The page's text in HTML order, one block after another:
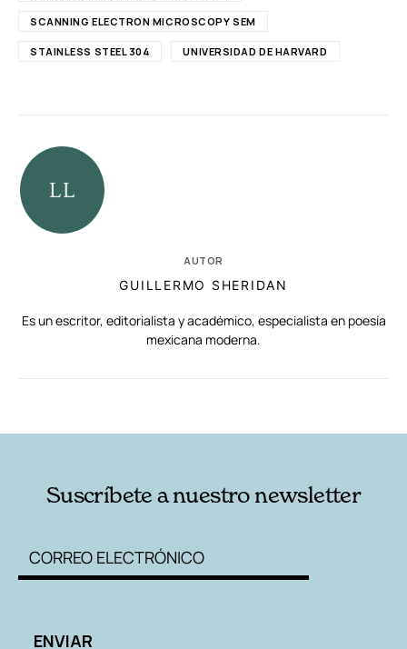
SCANNING ELECTRON MICROSCOPY SEM
STAINLESS STEEL 304 UNIVERSIDAD DE HARVARD
AUTOR
GUILLERMO SHERIDAN
Es un escritor, editorialista y académico, especialista en poesía
mexicana moderna.
Suscríbete a nuestro newsletter